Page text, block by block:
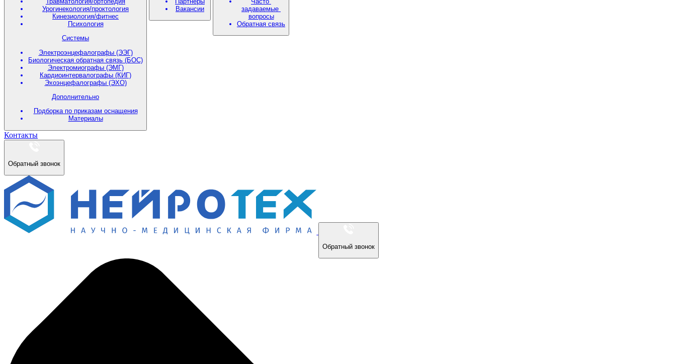
Урогинекология/проктология
Кинезиология/фитнес
Психология
Системы
Электроэнцефалографы (ЭЭГ)
Биологическая обратная связь (БОС)
Электромиографы (ЭМГ)
Кардиоинтервалографы (КИГ)
Эхоэнцефалографы (ЭХО)
Дополнительно
Подборка по приказам оснащения
Материалы
Вакансии
задаваемые
вопросы
Обратная связь
Контакты
Обратный звонок
Обратный звонок